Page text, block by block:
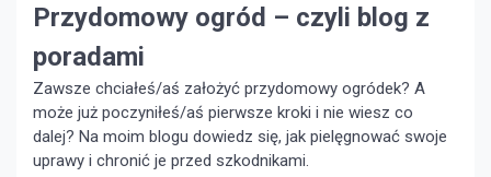
Przydomowy ogród – czyli blog z
poradami
Zawsze chciałeś/aś założyć przydomowy ogródek? A
może już poczyniłeś/aś pierwsze kroki i nie wiesz co
dalej? Na moim blogu dowiedz się, jak pielęgnować swoje
uprawy i chronić je przed szkodnikami.